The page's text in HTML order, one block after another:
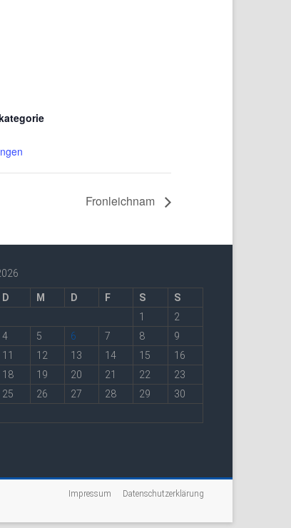
Fronleichnam
D M D F S
S
1
2
4 5 6 7 8
9
11 12 13 14 15
16
18 19 20 21 22
23
25 26 27 28 29
30
Impressum Datenschutzerklärung